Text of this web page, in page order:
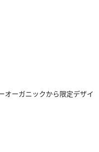
オーガニックから限定デザイ